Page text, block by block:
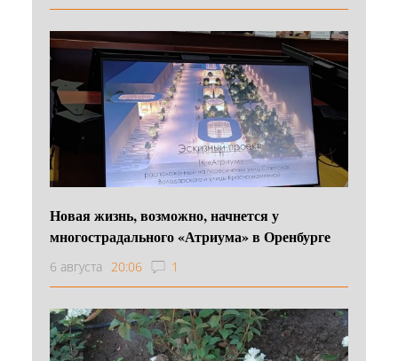
Новая жизнь, возможно, начнется у
многострадального «Атриума» в Оренбурге
6 августа 20:06 1